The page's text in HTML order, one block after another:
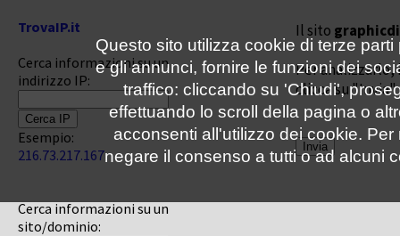
TrovaIP.it
Cerca informazioni su un
indirizzo IP:
Esempio:
216.73.217.167
Cerca informazioni su un
sito/dominio:
Il sito
Per
clicca su "Invia"
Questo sito utilizza cookie di terze
e gli annunci, fornire le funzioni dei
traffico: cliccando su 'Chiudi',
effettuando lo scroll della pagina o
acconsenti all'utilizzo dei cookie.
negare il consenso a tutti o ad alcuni